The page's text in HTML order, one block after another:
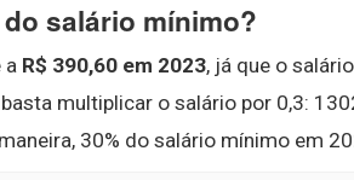
salário mínimo?
a R$ 390,60 em 2023, já que o
multiplicar o salário por 0,3:
30% do salário mínimo em